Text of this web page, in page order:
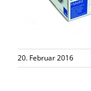
20. Februar 2016